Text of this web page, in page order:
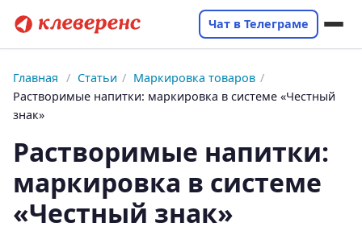
Чат в Телеграме
Главная / Статьи / Маркировка товаров /
Растворимые напитки: маркировка в системе «Честный
знак»
Растворимые напитки:
маркировка в системе
«Честный знак»